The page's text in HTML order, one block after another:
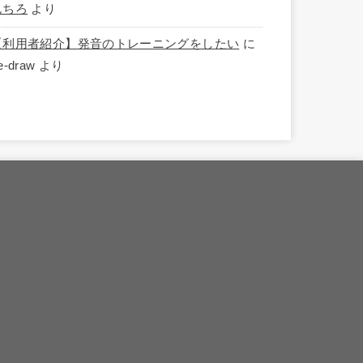
ちろ より
利用者紹介】発音のトレーニングをしたい に
draw より